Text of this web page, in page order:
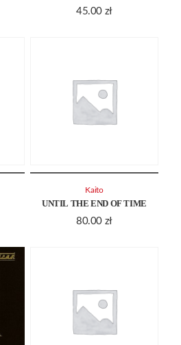
45.00 zł
UNTIL THE END OF TIME
80.00 zł
Kaito